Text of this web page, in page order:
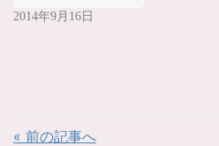
2014年9月16日
« 前の記事へ